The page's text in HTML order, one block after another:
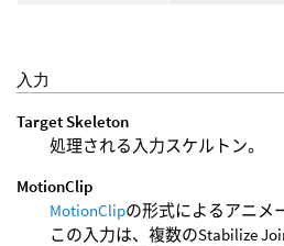
入力
Target Skeleton
処理される入力スケルトン。
MotionClip
MotionClipの形式によるアニメ
この入力は、複数のStabilize